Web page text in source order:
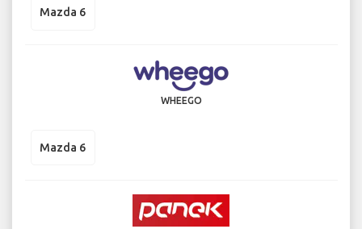
Mazda 6
WHEEGO
Mazda 6